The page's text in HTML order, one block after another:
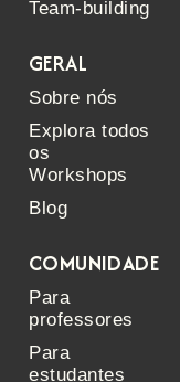
Team-building
GERAL
Sobre nós
Explora todos
os
Workshops
Blog
COMUNIDADE
Para
professores
Para
estudantes